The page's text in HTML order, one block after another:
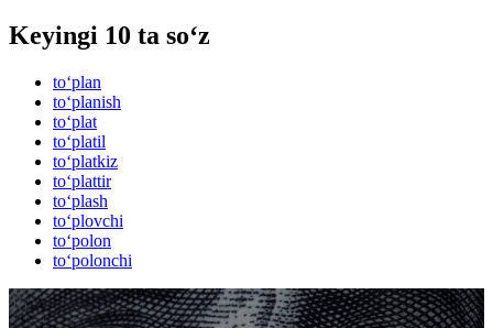
Keyingi 10 ta so‘z
to‘plan
to‘planish
to‘plat
to‘platil
to‘platkiz
to‘plattir
to‘plash
to‘plovchi
to‘polon
to‘polonchi